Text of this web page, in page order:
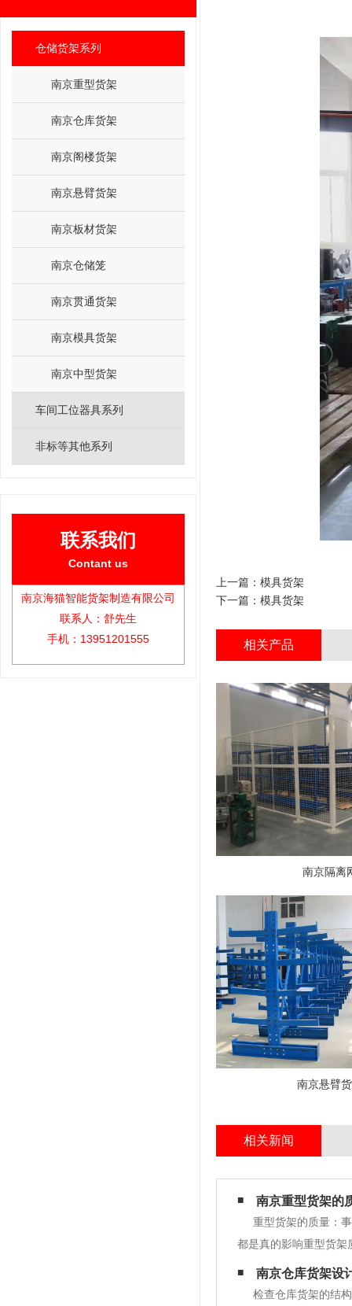
仓储货架系列
南京重型货架
南京仓库货架
南京阁楼货架
南京悬臂货架
南京板材货架
南京仓储笼
南京贯通货架
南京模具货架
南京中型货架
车间工位器具系列
非标等其他系列
联系我们
Contant us
南京海猫智能货架制造有限公司
联系人：舒先生
手机：13951201555
上一篇： 模具货架
下一篇： 模具货架
相关产品
南京隔离
南京悬臂
相关新闻
南京重型货架的
重型货架的质量：
都是真的影响重型货架
广泛应用于高层仓库
一般为4万元kg下面，
南京仓库货架设
检查仓库货架的结